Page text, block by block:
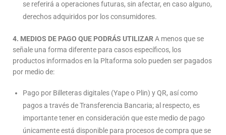
se referirá a operaciones futuras, sin afectar, en caso alguno,
derechos adquiridos por los consumidores.
4. MEDIOS DE PAGO QUE PODRÁS UTILIZARA menos que se
señale una forma diferente para casos específicos, los
productos informados en la Pltaforma solo pueden ser pagados
por medio de:
Pago por Billeteras digitales (Yape o Plin) y QR, así como
pagos a través de Transferencia Bancaria; al respecto, es
importante tener en consideración que este medio de pago
únicamente está disponible para procesos de compra que se